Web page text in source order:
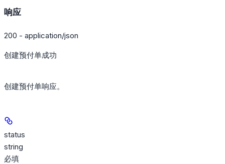
响应
200 - application/json
创建预付单成功
创建预付单响应。
status
string
必填